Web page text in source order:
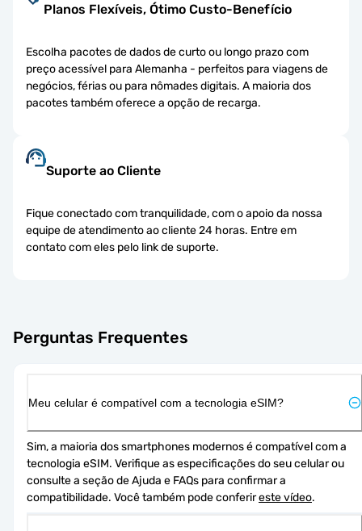
Planos Flexíveis, Ótimo Custo-Benefício
Escolha pacotes de dados de curto ou longo prazo com
preço acessível para Alemanha - perfeitos para viagens de
negócios, férias ou para nômades digitais. A maioria dos
pacotes também oferece a opção de recarga.
Suporte ao Cliente
Fique conectado com tranquilidade, com o apoio da nossa
equipe de atendimento ao cliente 24 horas. Entre em
contato com eles pelo link de suporte.
Perguntas Frequentes
Meu celular é compatível com a tecnologia eSIM?
Sim, a maioria dos smartphones modernos é compatível com a
tecnologia eSIM. Verifique as especificações do seu celular ou
consulte a seção de Ajuda e FAQs para confirmar a
compatibilidade. Você também pode conferir este vídeo.